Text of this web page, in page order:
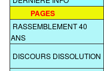
PAGES
RASSEMBLEMENT 40
ANS
DISCOURS DISSOLUTION